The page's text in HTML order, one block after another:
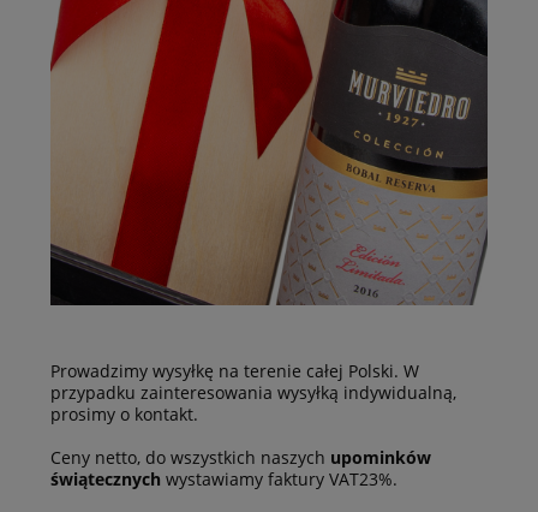
Prowadzimy wysyłkę na terenie całej Polski. W
przypadku zainteresowania wysyłką indywidualną,
prosimy o kontakt.
Ceny netto, do wszystkich naszych upominków
świątecznych wystawiamy faktury VAT23%.